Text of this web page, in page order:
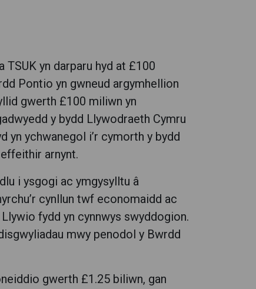
yn darparu hyd at £100
Pontio yn gwneud argymhellion
gwerth £100 miliwn yn
y bydd Llywodraeth Cymru
yn ychwanegol i’r cymorth y bydd
arnynt.
i ysgogi ac ymgysylltu â
cynllun twf economaidd ac
fydd yn cynnwys swyddogion.
mwy penodol y Bwrdd
gwerth £1.25 biliwn, gan